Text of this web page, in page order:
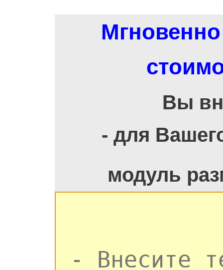
Вы
- для
модуль